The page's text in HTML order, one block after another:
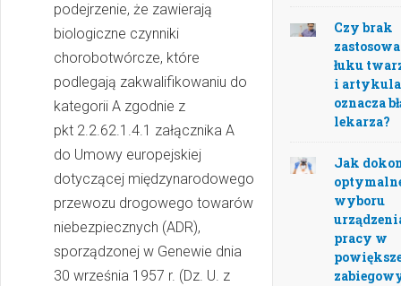
podejrzenie, że zawierają
biologiczne czynniki
chorobotwórcze, które
podlegają zakwalifikowaniu do
kategorii A zgodnie z
pkt 2.2.62.1.4.1 załącznika A
do Umowy europejskiej
dotyczącej międzynarodowego
przewozu drogowego towarów
niebezpiecznych (ADR),
sporządzonej w Genewie dnia
30 września 1957 r. (Dz. U. z
Czy brak
łuku
i
oznacza
lekarza?
Jak
wyboru
pracy w